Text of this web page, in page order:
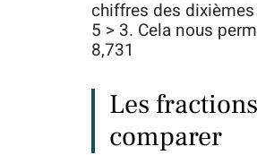
chiffres des
5 > 3. Cela nous
8,731
Les
comparer